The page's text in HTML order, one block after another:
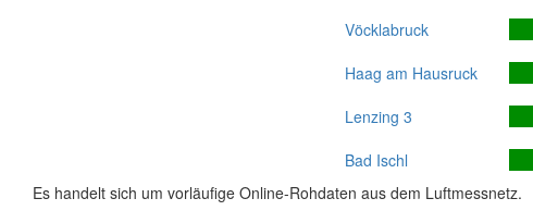
Vöcklabruck
Haag am Hausruck
Lenzing 3
Bad Ischl
Es handelt sich um vorläufige Online-Rohdaten aus dem Luftmessnetz.